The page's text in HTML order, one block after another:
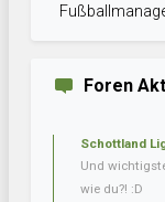
Foren
Schottland
Und
wie du?! :D